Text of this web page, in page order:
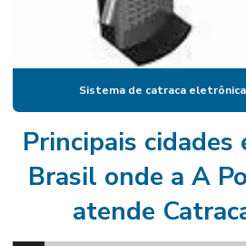
Catraca recolhedora de comanda
Catraca com reconhecimento facial
Catraca para restaurantes
Catraca de segurança
Catracas de acesso para escolas
Catracas de acesso para restaurantes
Sistema de catraca
Principais cidades
Brasil onde a A
atende